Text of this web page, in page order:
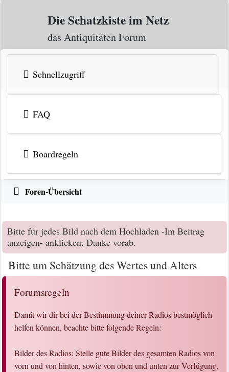
Zum Inhalt
Die Schatzkiste im Netz
das Antiquitäten Forum
Schnellzugriff
FAQ
Boardregeln
Foren-Übersicht
Bitte für jedes Bild nach dem Hochladen -Im Beitrag
anzeigen- anklicken. Danke vorab.
Bitte um Schätzung des Wertes und Alters
Forumsregeln
Damit wir dir bei der Bestimmung deiner Radios bestmöglich
helfen können, beachte bitte folgende Regeln:
Bilder des Radios: Stelle gute Bilder des gesamten Radios von
vorn und von hinten, sowie von oben und unten zur Verfügung.